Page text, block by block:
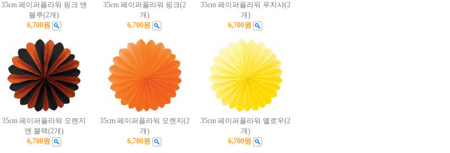
35cm 페이퍼플라워 핑크 앤
블루(2개)
6,700원
35cm 페이퍼플라워 핑크(2
개)
6,700원
35cm 페이퍼플라워 푸치샤(2
개)
6,700원
35cm 페이퍼플라워 오렌지
앤 블랙(2개)
6,700원
35cm 페이퍼플라워 오렌지(2
개)
6,700원
35cm 페이퍼플라워 옐로우(2
개)
6,700원